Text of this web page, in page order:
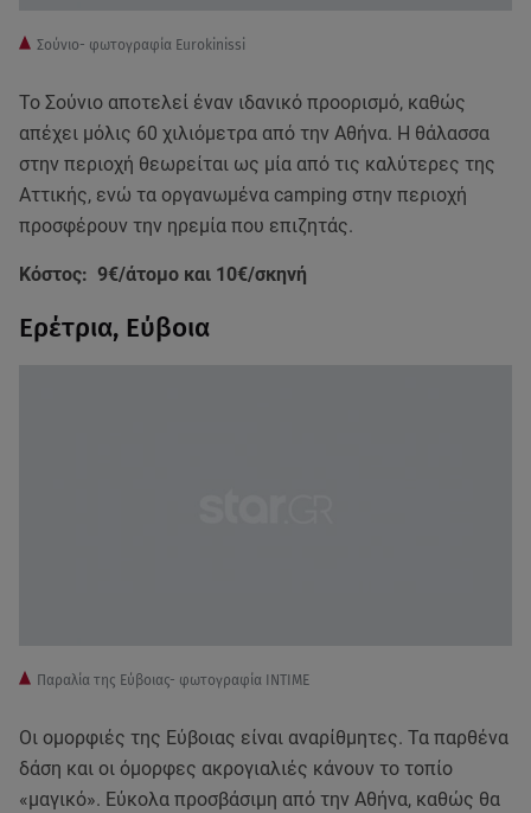
Σούνιο- φωτογραφία Eurokinissi
Το Σούνιο αποτελεί έναν ιδανικό προορισμό, καθώς
απέχει μόλις 60 χιλιόμετρα από την Αθήνα. Η θάλασσα
στην περιοχή θεωρείται ως μία από τις καλύτερες της
Αττικής, ενώ τα οργανωμένα camping στην περιοχή
προσφέρουν την ηρεμία που επιζητάς.
Κόστος: 9€/άτομο και 10€/σκηνή
Ερέτρια, Εύβοια
Παραλία της Εύβοιας- φωτογραφία ΙΝΤΙΜΕ
Οι ομορφιές της Εύβοιας είναι αναρίθμητες. Τα παρθένα
δάση και οι όμορφες ακρογιαλιές κάνουν το τοπίο
«μαγικό». Εύκολα προσβάσιμη από την Αθήνα, καθώς θα